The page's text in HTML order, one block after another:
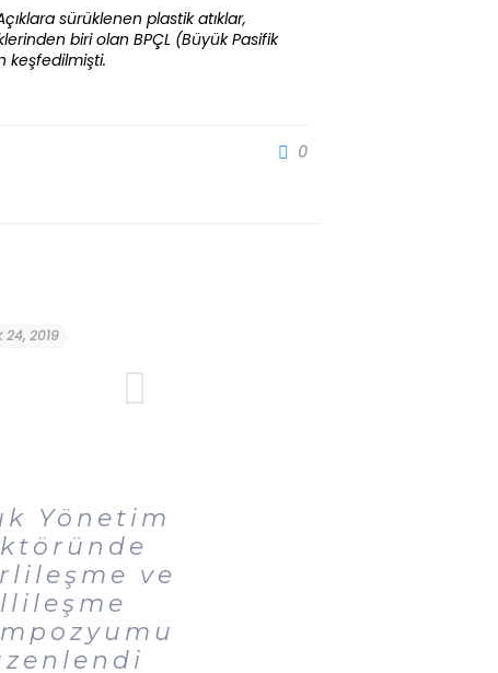
sürüklenen plastik atıklar,
biri olan BPÇL (Büyük Pasifik
keşfedilmişti.
0
24, 2019
Yönetim
ve